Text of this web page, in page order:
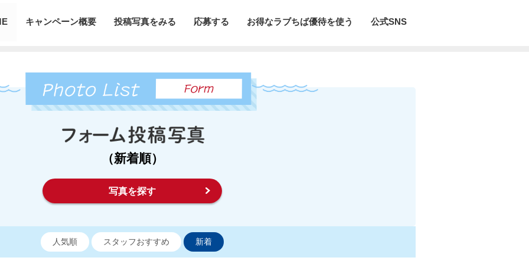
キャンペーン概要 投稿写真をみる 応募する お得なラブちば優待を使う 公式SNS
（新着順）
写真を探す
人気順 スタッフおすすめ 新着